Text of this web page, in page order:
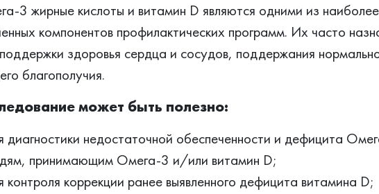
3 жирные кислоты и витамин D являются одними из
компонентов профилактических программ. Их часто
здоровья сердца и сосудов, поддержания
благополучия.
может быть полезно:
диагностики недостаточной обеспеченности и дефицита
принимающим Омега-3 и/или витамин D;
контроля коррекции ранее выявленного дефицита витамина D;